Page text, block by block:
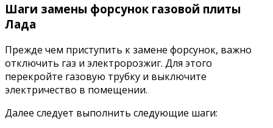
Шаги замены форсунок газовой плиты
Лада
Прежде чем приступить к замене форсунок, важно
отключить газ и электророзжиг. Для этого
перекройте газовую трубку и выключите
электричество в помещении.
Далее следует выполнить следующие шаги: